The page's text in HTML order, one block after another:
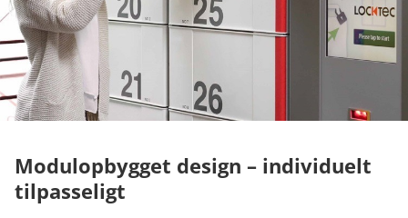
Modulopbygget design – individuelt
tilpasseligt